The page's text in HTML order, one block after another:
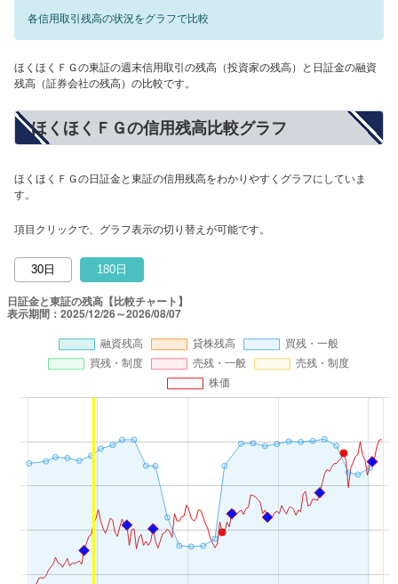
各信用取引残高の状況をグラフで比較
ほくほくＦＧの東証の週末信用取引の残高（投資家の残高）と日証金の融資
残高（証券会社の残高）の比較です。
ほくほくＦＧの信用残高比較グラフ
ほくほくＦＧの日証金と東証の信用残高をわかりやすくグラフにしていま
す。
項目クリックで、グラフ表示の切り替えが可能です。
30日 180日